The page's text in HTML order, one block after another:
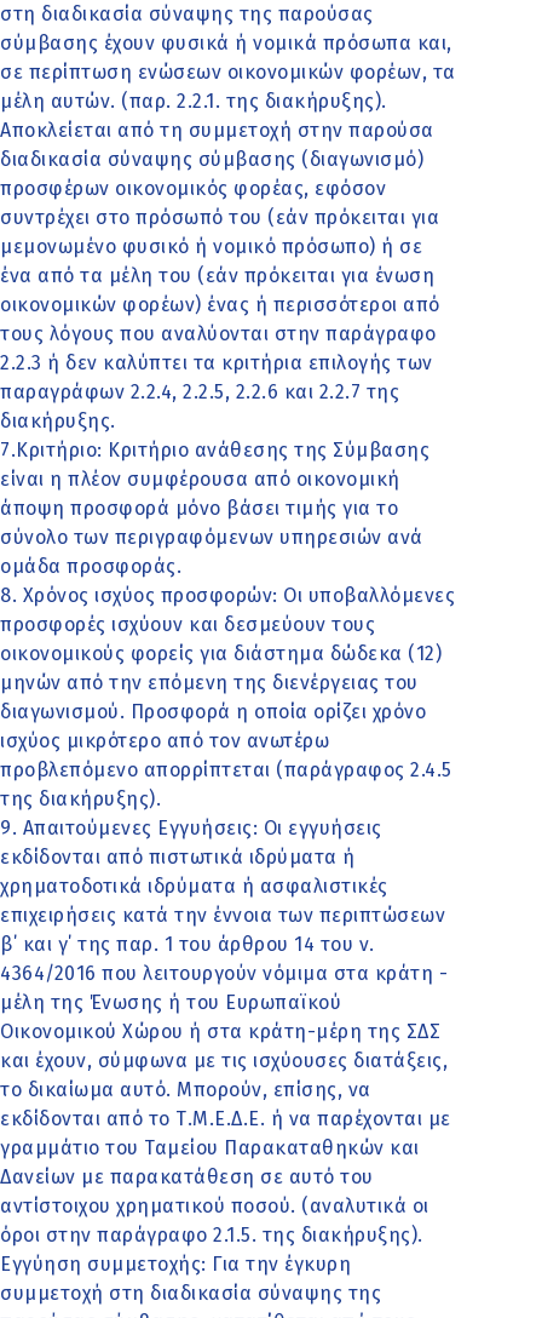
στη διαδικασία σύναψης της παρούσας
σύμβασης έχουν φυσικά ή νομικά πρόσωπα και,
σε περίπτωση ενώσεων οικονομικών φορέων, τα
μέλη αυτών. (παρ. 2.2.1. της διακήρυξης).
Αποκλείεται από τη συμμετοχή στην παρούσα
διαδικασία σύναψης σύμβασης (διαγωνισμό)
προσφέρων οικονομικός φορέας, εφόσον
συντρέχει στο πρόσωπό του (εάν πρόκειται για
μεμονωμένο φυσικό ή νομικό πρόσωπο) ή σε
ένα από τα μέλη του (εάν πρόκειται για ένωση
οικονομικών φορέων) ένας ή περισσότεροι από
τους λόγους που αναλύονται στην παράγραφο
2.2.3 ή δεν καλύπτει τα κριτήρια επιλογής των
παραγράφων 2.2.4, 2.2.5, 2.2.6 και 2.2.7 της
διακήρυξης.
7.Κριτήριο: Κριτήριο ανάθεσης της Σύμβασης
είναι η πλέον συμφέρουσα από οικονομική
άποψη προσφορά μόνο βάσει τιμής για το
σύνολο των περιγραφόμενων υπηρεσιών ανά
ομάδα προσφοράς.
8. Χρόνος ισχύος προσφορών: Οι υποβαλλόμενες
προσφορές ισχύουν και δεσμεύουν τους
οικονομικούς φορείς για διάστημα δώδεκα (12)
μηνών από την επόμενη της διενέργειας του
διαγωνισμού. Προσφορά η οποία ορίζει χρόνο
ισχύος μικρότερο από τον ανωτέρω
προβλεπόμενο απορρίπτεται (παράγραφος 2.4.5
της διακήρυξης).
9. Απαιτούμενες Εγγυήσεις: Οι εγγυήσεις
εκδίδονται από πιστωτικά ιδρύματα ή
χρηματοδοτικά ιδρύματα ή ασφαλιστικές
επιχειρήσεις κατά την έννοια των περιπτώσεων
β΄ και γ΄ της παρ. 1 του άρθρου 14 του ν.
4364/2016 που λειτουργούν νόμιμα στα κράτη -
μέλη της Ένωσης ή του Ευρωπαϊκού
Οικονομικού Χώρου ή στα κράτη-μέρη της ΣΔΣ
και έχουν, σύμφωνα με τις ισχύουσες διατάξεις,
το δικαίωμα αυτό. Μπορούν, επίσης, να
εκδίδονται από το Τ.Μ.Ε.Δ.Ε. ή να παρέχονται με
γραμμάτιο του Ταμείου Παρακαταθηκών και
Δανείων με παρακατάθεση σε αυτό του
αντίστοιχου χρηματικού ποσού. (αναλυτικά οι
όροι στην παράγραφο 2.1.5. της διακήρυξης).
Εγγύηση συμμετοχής: Για την έγκυρη
συμμετοχή στη διαδικασία σύναψης της